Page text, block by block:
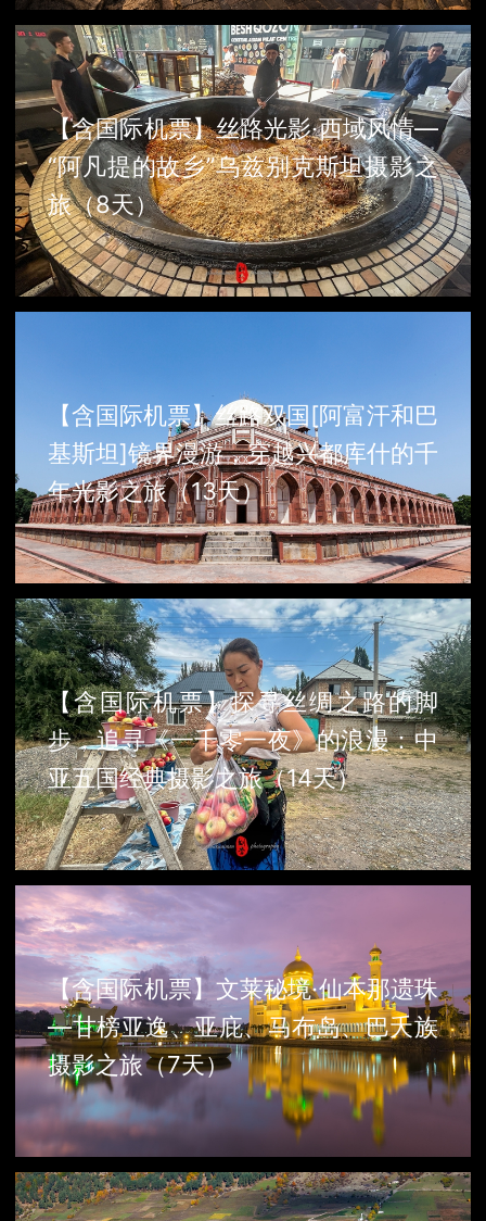
【含国际机票】丝路光影·西域风情—
“阿凡提的故乡”乌兹别克斯坦摄影之
旅（8天）
【含国际机票】丝路双国[阿富汗和巴
基斯坦]镜界漫游，穿越兴都库什的千
年光影之旅（13天）
【含国际机票】探寻丝绸之路的脚
步，追寻《一千零一夜》的浪漫：中
亚五国经典摄影之旅（14天）
【含国际机票】文莱秘境·仙本那遗珠
—甘榜亚逸、亚庇、马布岛、巴夭族
摄影之旅（7天）